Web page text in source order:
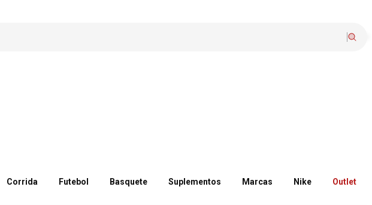
Corrida Futebol Basquete Suplementos Marcas Nike Outlet